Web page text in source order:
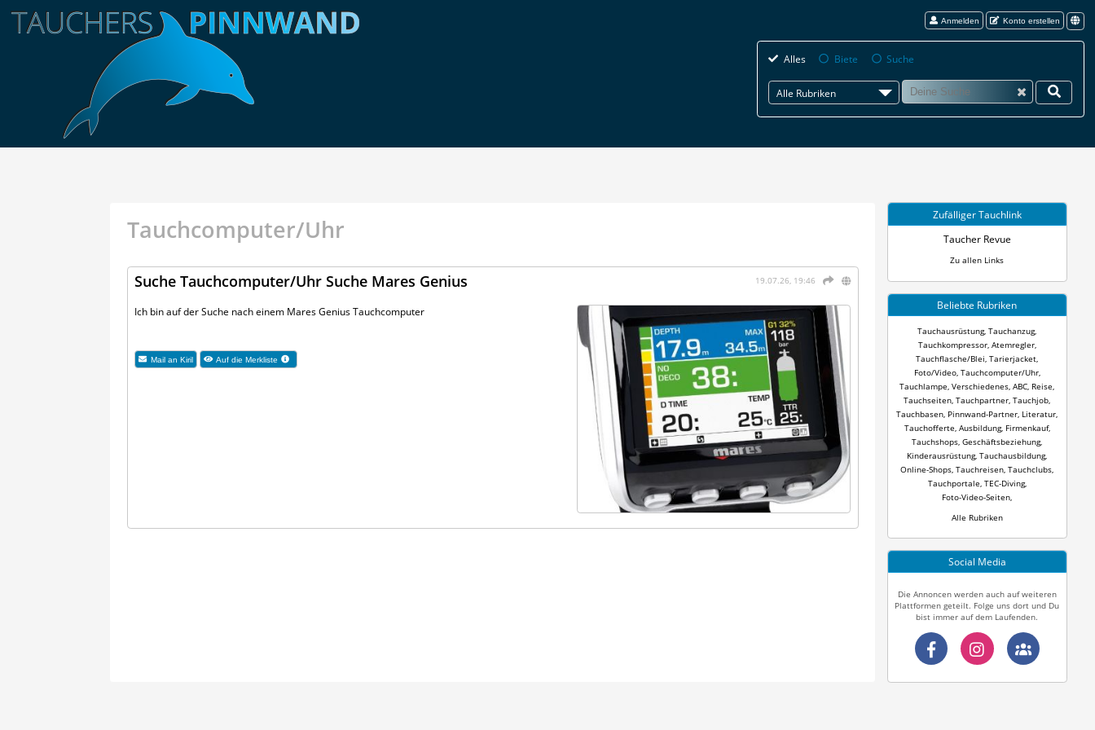
Anmelden Konto erstellen
Alles Biete Suche
Alle Rubriken
Tauchcomputer/Uhr
19.07.26, 19:46
Suche Tauchcomputer/Uhr Suche Mares Genius
Ich bin auf der Suche nach einem Mares Genius Tauchcomputer
Mail an Kiril Auf die Merkliste
Zufälliger Tauchlink
Taucher Revue
Zu allen Links
Beliebte Rubriken
Tauchausrüstung, Tauchanzug,
Tauchkompressor, Atemregler,
Tauchflasche/Blei Tarierjacket
Foto/Video, Tauchcomputer/Uhr,
Tauchlampe Verschiedenes ABC Reise
Tauchseiten Tauchpartner Tauchjob
Tauchbasen Pinnwand-Partner Literatur
Tauchofferte Ausbildung, Firmenkauf,
Tauchshops Geschäftsbeziehung,
Kinderausrüstung, Tauchausbildung,
Online-Shops Tauchreisen Tauchclubs
Tauchportale TEC-Diving,
Foto-Video-Seiten
Alle Rubriken
Social Media
Die Annoncen werden auch auf weiteren
Plattformen geteilt. Folge uns dort und Du
bist immer auf dem Laufenden.